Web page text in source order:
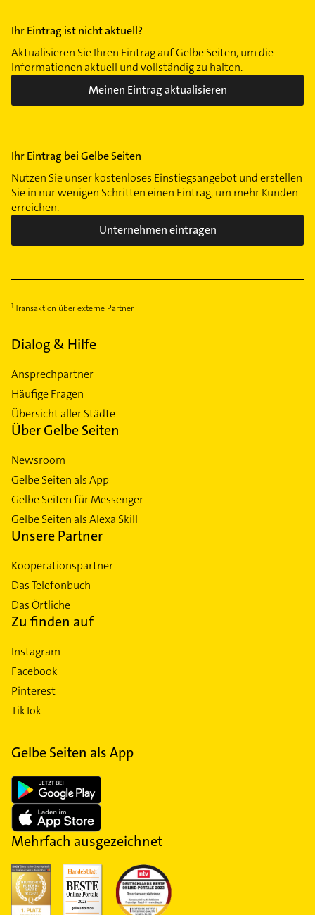
Ihr Eintrag ist nicht aktuell?
Aktualisieren Sie Ihren Eintrag auf Gelbe Seiten, um die
Informationen aktuell und vollständig zu halten.
Meinen Eintrag aktualisieren
Ihr Eintrag bei Gelbe Seiten
Nutzen Sie unser kostenloses Einstiegsangebot und erstellen
Sie in nur wenigen Schritten einen Eintrag, um mehr Kunden
erreichen.
Unternehmen eintragen
Transaktion über externe Partner
Dialog & Hilfe
Ansprechpartner
Häufige Fragen
Übersicht aller Städte
Über Gelbe Seiten
Newsroom
Gelbe Seiten als App
Gelbe Seiten für Messenger
Gelbe Seiten als Alexa Skill
Unsere Partner
Kooperationspartner
Das Telefonbuch
Das Örtliche
Zu finden auf
Instagram
Facebook
Pinterest
TikTok
Gelbe Seiten als App
Mehrfach ausgezeichnet